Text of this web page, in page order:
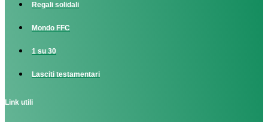
Regali solidali
Mondo FFC
1 su 30
Lasciti testamentari
Link utili